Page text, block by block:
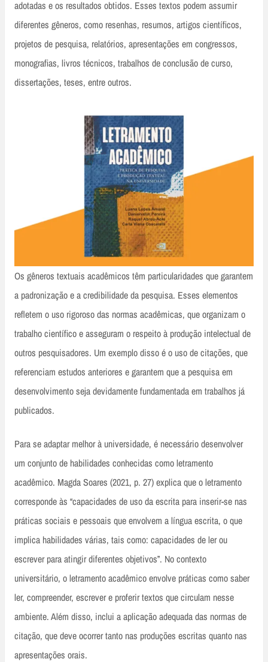
adotadas e os resultados obtidos. Esses textos podem assumir
diferentes gêneros, como resenhas, resumos, artigos científicos,
projetos de pesquisa, relatórios, apresentações em congressos,
monografias, livros técnicos, trabalhos de conclusão de curso,
dissertações, teses, entre outros.
Os gêneros textuais acadêmicos têm particularidades que garantem
a padronização e a credibilidade da pesquisa. Esses elementos
refletem o uso rigoroso das normas acadêmicas, que organizam o
trabalho científico e asseguram o respeito à produção intelectual de
outros pesquisadores. Um exemplo disso é o uso de citações, que
referenciam estudos anteriores e garantem que a pesquisa em
desenvolvimento seja devidamente fundamentada em trabalhos já
publicados.
Para se adaptar melhor à universidade, é necessário desenvolver
um conjunto de habilidades conhecidas como letramento
acadêmico. Magda Soares (2021, p. 27) explica que o letramento
corresponde às “capacidades de uso da escrita para inserir-se nas
práticas sociais e pessoais que envolvem a língua escrita, o que
implica habilidades várias, tais como: capacidades de ler ou
escrever para atingir diferentes objetivos”. No contexto
universitário, o letramento acadêmico envolve práticas como saber
ler, compreender, escrever e proferir textos que circulam nesse
ambiente. Além disso, inclui a aplicação adequada das normas de
citação, que deve ocorrer tanto nas produções escritas quanto nas
apresentações orais.